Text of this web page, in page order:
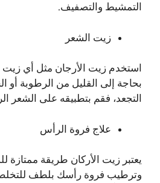
التمشيط والتصفيف.
زيت الشعر
استخدم زيت الأرجان مثل أي زيت
بحاجة إلى القليل من الرطوبة أو
التجعد، فقم بتطبيقه على الشعر
علاج فروة الرأس
يعتبر زيت الأركان طريقة ممتازة
وترطيب فروة رأسك بلطف